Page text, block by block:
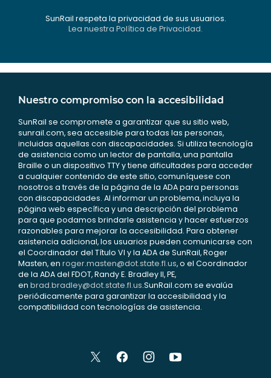
SunRail respeta la privacidad de sus usuarios.
Lea nuestra Política de Privacidad.
Nuestro compromiso con la accesibilidad
SunRail se compromete a garantizar que su sitio web,
sunrail.com, sea accesible para todas las personas,
incluidas aquellas con discapacidades. Si utiliza tecnología
de asistencia como un lector de pantalla, una pantalla
Braille o un dispositivo TTY y tiene dificultades para acceder
a cualquier contenido de este sitio, comuníquese con
nosotros a través de la página de la ADA para personas
con discapacidades. Al informar un problema, incluya la
página web específica y una descripción del problema
para que podamos brindarle asistencia y hacer esfuerzos
razonables para mejorar la accesibilidad. Para obtener
asistencia adicional, los usuarios pueden comunicarse con
el Coordinador del Título VI y la ADA de SunRail, Roger
Masten, en roger.masten@dot.state.fl.us, o el Coordinador
de la ADA del FDOT, Randy E. Bradley II, PE,
en brad.bradley@dot.state.fl.us.SunRail.com se evalúa
periódicamente para garantizar la accesibilidad y la
compatibilidad con tecnologías de asistencia.